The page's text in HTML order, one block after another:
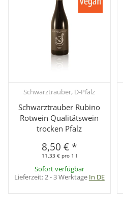
Schwarztrauber, D-Pfalz
Schwarztrauber Rubino
Rotwein Qualitätswein
trocken Pfalz
8,50 € *
11,33 € pro 1 l
Sofort verfügbar
Lieferzeit:2 - 3 Werktage In DE